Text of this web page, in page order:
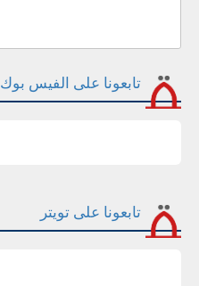
تابعونا على الفيس بوك
تابعونا على تويتر